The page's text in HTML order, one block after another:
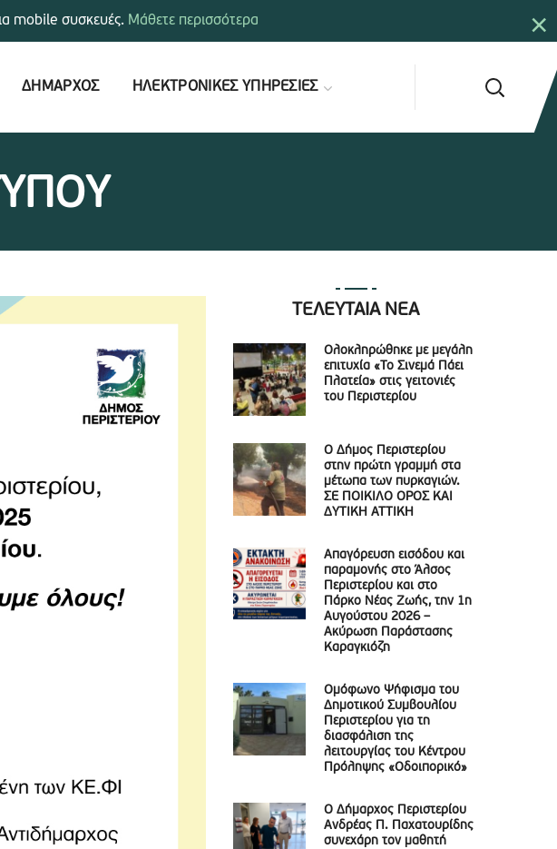
ΔΗΜΑΡΧΟΣ ΗΛΕΚΤΡΟΝΙΚΕΣ ΥΠΗΡΕΣΙΕΣ
ΤΕΛΕΥΤΑΙΑ ΝΕΑ
Ολοκληρώθηκε με μεγάλη
επιτυχία «Το Σινεμά Πάει
Πλατεία» στις γειτονιές
του Περιστερίου
Ο Δήμος Περιστερίου
στην πρώτη γραμμή στα
μέτωπα των πυρκαγιών.
ΣΕ ΠΟΙΚΙΛΟ ΟΡΟΣ ΚΑΙ
ΔΥΤΙΚΗ ΑΤΤΙΚΗ
Απαγόρευση εισόδου και
παραμονής στο Άλσος
Περιστερίου και στο
Πάρκο Νέας Ζωής, την 1η
Αυγούστου 2026 –
Ακύρωση Παράστασης
Καραγκιόζη
Ομόφωνο Ψήφισμα του
Δημοτικού Συμβουλίου
Περιστερίου για τη
διασφάλιση της
λειτουργίας του Κέντρου
Πρόληψης «Οδοιπορικό»
Ο Δήμαρχος Περιστερίου
Ανδρέας Π. Παχατουρίδης
συνεχάρη τον μαθητή
×
mobile συσκευές. Μάθετε περισσότερα